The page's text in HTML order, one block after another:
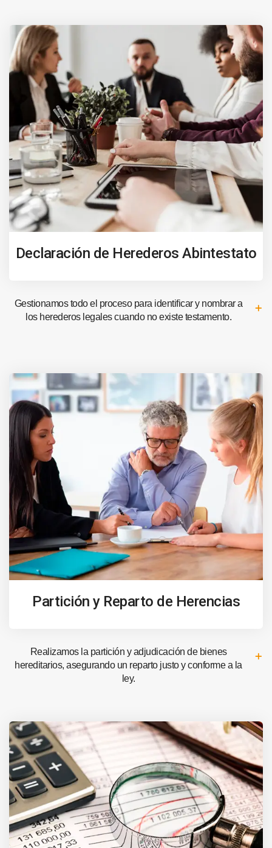
Declaración de Herederos Abintestato
Gestionamos todo el proceso para identificar y nombrar a
los herederos legales cuando no existe testamento.
Partición y Reparto de Herencias
Realizamos la partición y adjudicación de bienes
hereditarios, asegurando un reparto justo y conforme a la
ley.